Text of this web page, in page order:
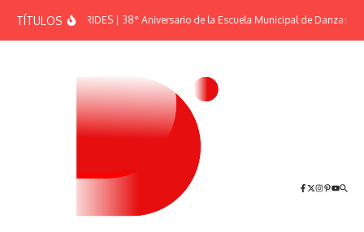
TÍTULOSEFEMÉRIDES | 38° Aniversario de la Escuela Municipal de Danzas “El